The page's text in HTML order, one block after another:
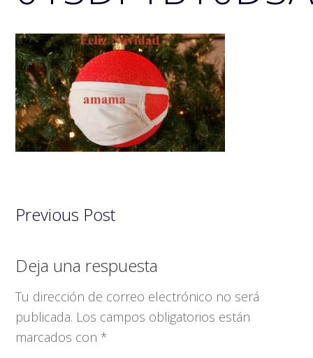
Previous Post
Interacciones
con
los
lectores
Deja una respuesta
Tu dirección de correo electrónico no será
publicada. Los campos obligatorios están
marcados con*